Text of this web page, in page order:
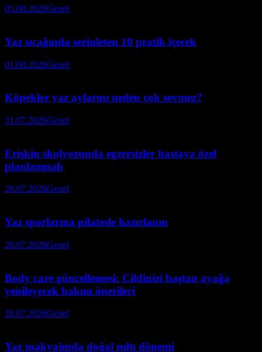
05.08.2026Genel
Yaz sıcağında serinleten 10 pratik içecek
01.08.2026Genel
Köpekler yaz aylarını neden çok sevmez?
31.07.2026Genel
Erişkin skolyozunda egzersizler hastaya özel
planlanmalı
29.07.2026Genel
Yaz sporlarına pilatesle hazırlanın
29.07.2026Genel
Body care güncellemesi: Cildinizi baştan ayağa
yenileyecek bakım önerileri
28.07.2026Genel
Yaz makyajında doğal ışıltı dönemi